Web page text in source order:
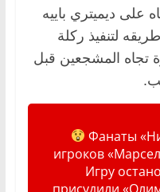
على ديميتري باييه
لتنفيذ ركلة
تجاه المشجعين قبل
Фанаты
игроков
Игру